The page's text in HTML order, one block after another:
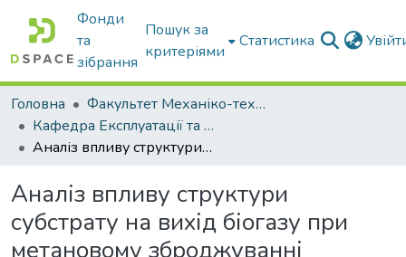
Фонди
та
зібрання
Пошук за
критеріями
Статистика
Головна
Факультет Механіко-технологічний
Кафедра Експлуатації та технічного сервісу машин
Аналіз впливу структури субстрату на вихід біогазу при метановому зброджуванні
Аналіз впливу структури
субстрату на вихід біогазу при
метановому зброджуванні